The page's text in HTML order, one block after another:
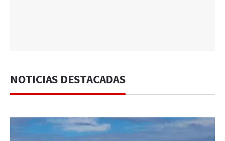
NOTICIAS DESTACADAS